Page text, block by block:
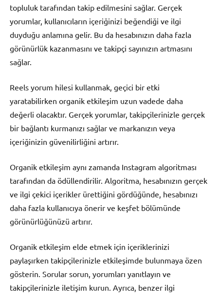
topluluk tarafından takip edilmesini sağlar. Gerçek
yorumlar, kullanıcıların içeriğinizi beğendiği ve ilgi
duyduğu anlamına gelir. Bu da hesabınızın daha fazla
görünürlük kazanmasını ve takipçi sayınızın artmasını
sağlar.
Reels yorum hilesi kullanmak, geçici bir etki
yaratabilirken organik etkileşim uzun vadede daha
değerli olacaktır. Gerçek yorumlar, takipçilerinizle gerçek
bir bağlantı kurmanızı sağlar ve markanızın veya
içeriğinizin güvenilirliğini artırır.
Organik etkileşim aynı zamanda Instagram algoritması
tarafından da ödüllendirilir. Algoritma, hesabınızın gerçek
ve ilgi çekici içerikler ürettiğini gördüğünde, hesabınızı
daha fazla kullanıcıya önerir ve keşfet bölümünde
görünürlüğünüzü artırır.
Organik etkileşim elde etmek için içeriklerinizi
paylaşırken takipçilerinizle etkileşimde bulunmaya özen
gösterin. Sorular sorun, yorumları yanıtlayın ve
takipçilerinizle iletişim kurun. Ayrıca, benzer ilgi